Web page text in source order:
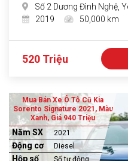
Số 2 Dương Đình Nghệ,
2019
50,000 km
520 Triệu
Mua Bán Xe Ô Tô Cũ Kia
Sorento Signature 2021, Màu
Xanh, Giá 940 Triệu
Năm SX 2021
Động cơ Diesel
Hộp số Số tự động